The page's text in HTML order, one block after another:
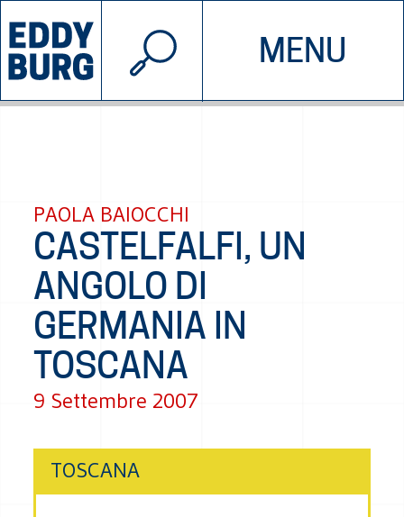
MENU
INIZIATIVE CHI SIAMO
© 2026 EDDYBURG
PAOLA BAIOCCHI
CASTELFALFI, UN
ANGOLO DI
GERMANIA IN
TOSCANA
9 Settembre 2007
TOSCANA